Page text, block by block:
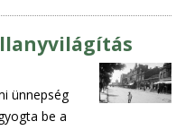
ünnepség
be a